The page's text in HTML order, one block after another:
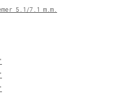
5.1/7.1 m.m.